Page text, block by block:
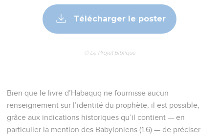
Télécharger le poster
© Le Projet Biblique
Bien que le livre d’Habaquq ne fournisse aucun
renseignement sur l’identité du prophète, il est possible,
grâce aux indications historiques qu’il contient — en
particulier la mention des Babyloniens (1.6) — de préciser